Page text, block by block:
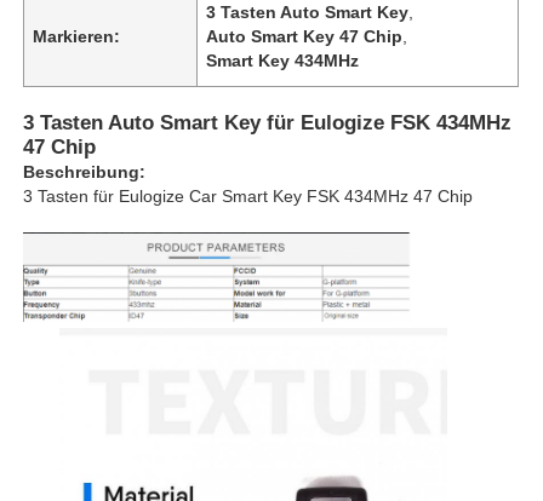
Markieren:
3 Tasten Auto Smart Key
Auto Smart Key 47 Chip
Smart Key 434MHz
3 Tasten Auto Smart Key für Eulogize FSK 434MHz
47 Chip
Beschreibung:
3 Tasten für Eulogize Car Smart Key FSK 434MHz 47 Chip